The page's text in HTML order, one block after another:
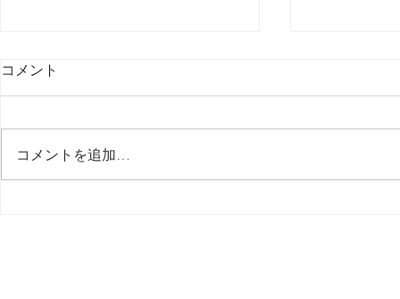
最後の日記です
コメント
コメントを追加…